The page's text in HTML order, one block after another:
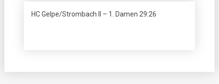
HC Gelpe/Strombach II – 1. Damen 29:26